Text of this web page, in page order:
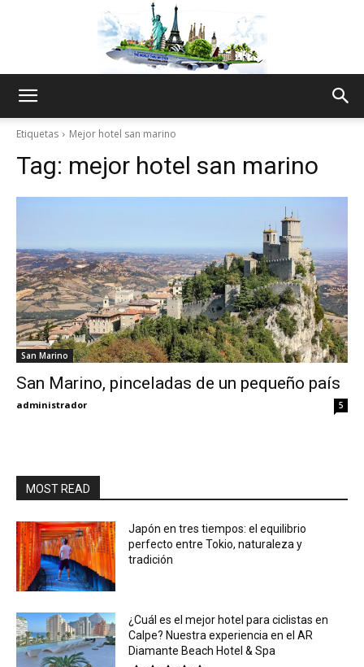
Thru
My
Etiquetas Mejor hotel san marino
Tag: mejor hotel san marino
San Marino
San Marino, pinceladas de un pequeño país
administrador 5
MOST READ
Japón en tres tiempos: el equilibrio
perfecto entre Tokio, naturaleza y
tradición
¿Cuál es el mejor hotel para ciclistas en
Calpe? Nuestra experiencia en el AR
Diamante Beach Hotel & Spa